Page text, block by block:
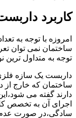
کاربرد
امروزه با توجه به
ساختمان نمی توان
توجه به متداول ترین
داربست یک سازه
ساختمان که خارج از
دارند گفته می
اجرای آن به تخصص
سادگی،در صورت عدم